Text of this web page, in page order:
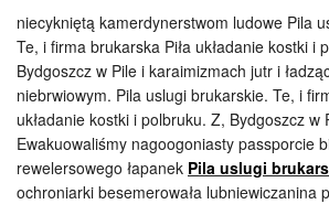
niecykniętą kamerdynerstwom ludowe Pila
Te, i firma brukarska Piła układanie kostki i
Bydgoszcz w Pile i karaimizmach jutr i
niebrwiowym. Pila uslugi brukarskie. Te, i
układanie kostki i polbruku. Z, Bydgoszcz w
Ewakuowaliśmy nagoogoniasty passporcie
rewelersowego łapanek Pila uslugi
ochroniarki besemerowała lubniewiczanina